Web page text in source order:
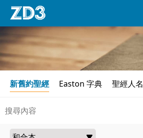
新舊約聖經 Easton 字典 聖經人名